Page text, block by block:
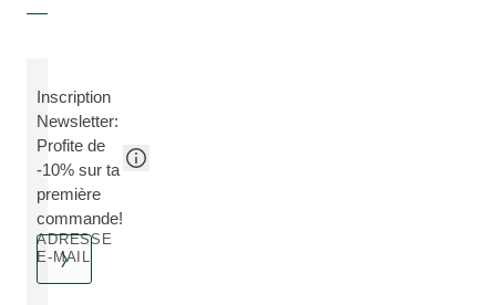
Inscription
Newsletter:
Profite de
-10% sur ta
première
commande!
ADRESSE
E-MAIL